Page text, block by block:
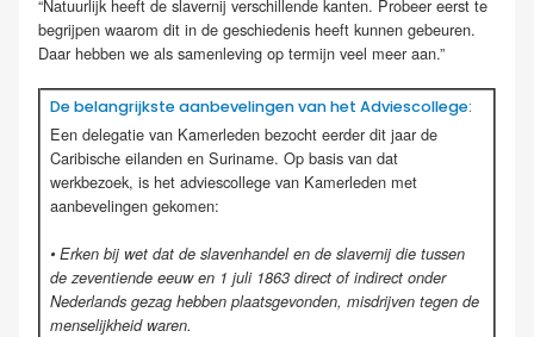
“Natuurlijk heeft de slavernij verschillende kanten. Probeer eerst te
begrijpen waarom dit in de geschiedenis heeft kunnen gebeuren.
Daar hebben we als samenleving op termijn veel meer aan.”
De belangrijkste aanbevelingen van het Adviescollege:
Een delegatie van Kamerleden bezocht eerder dit jaar de
Caribische eilanden en Suriname. Op basis van dat
werkbezoek, is het adviescollege van Kamerleden met
aanbevelingen gekomen:
• Erken bij wet dat de slavenhandel en de slavernij die tussen
de zeventiende eeuw en 1 juli 1863 direct of indirect onder
Nederlands gezag hebben plaatsgevonden, misdrijven tegen de
menselijkheid waren.